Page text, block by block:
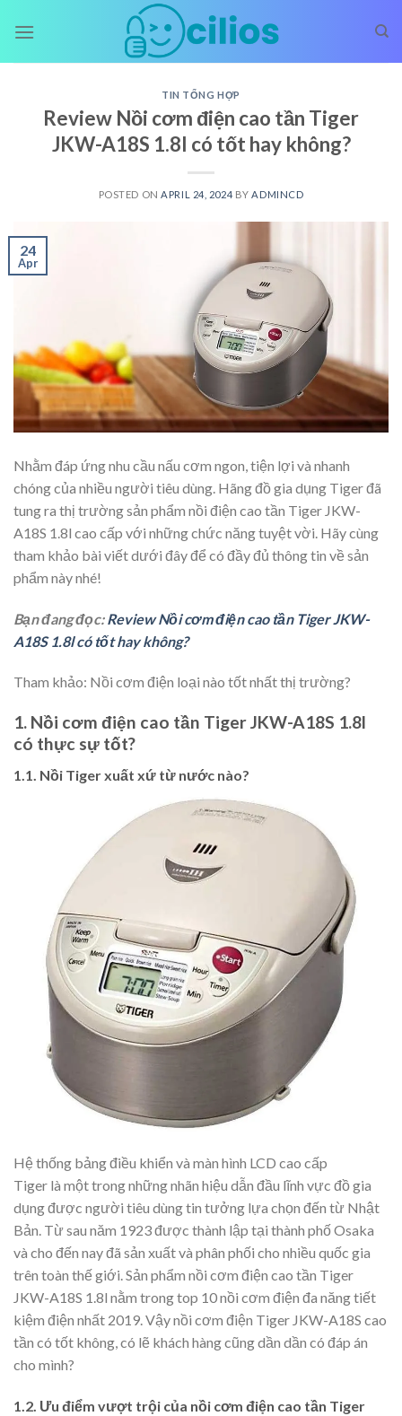
TIN TỔNG HỢP
Review Nồi cơm điện cao tần Tiger
JKW-A18S 1.8l có tốt hay không?
POSTED ON APRIL 24, 2024 BY ADMINCD
24
Apr
Nhằm đáp ứng nhu cầu nấu cơm ngon, tiện lợi và nhanh
chóng của nhiều người tiêu dùng. Hãng đồ gia dụng Tiger đã
tung ra thị trường sản phẩm nồi điện cao tần Tiger JKW-
A18S 1.8l cao cấp với những chức năng tuyệt vời. Hãy cùng
tham khảo bài viết dưới đây để có đầy đủ thông tin về sản
phẩm này nhé!
Bạn đang đọc:Review Nồi cơm điện cao tần Tiger JKW-
A18S 1.8l có tốt hay không?
Tham khảo: Nồi cơm điện loại nào tốt nhất thị trường?
1. Nồi cơm điện cao tần Tiger JKW-A18S 1.8l
có thực sự tốt?
1.1. Nồi Tiger xuất xứ từ nước nào?
Hệ thống bảng điều khiển và màn hình LCD cao cấp
Tiger là một trong những nhãn hiệu dẫn đầu lĩnh vực đồ gia
dụng được người tiêu dùng tin tưởng lựa chọn đến từ Nhật
Bản. Từ sau năm 1923 được thành lập tại thành phố Osaka
và cho đến nay đã sản xuất và phân phối cho nhiều quốc gia
trên toàn thế giới. Sản phẩm nồi cơm điện cao tần Tiger
JKW-A18S 1.8l nằm trong top 10 nồi cơm điện đa năng tiết
kiệm điện nhất 2019. Vậy nồi cơm điện Tiger JKW-A18S cao
tần có tốt không, có lẽ khách hàng cũng dần dần có đáp án
cho mình?
1.2. Ưu điểm vượt trội của nồi cơm điện cao tần Tiger